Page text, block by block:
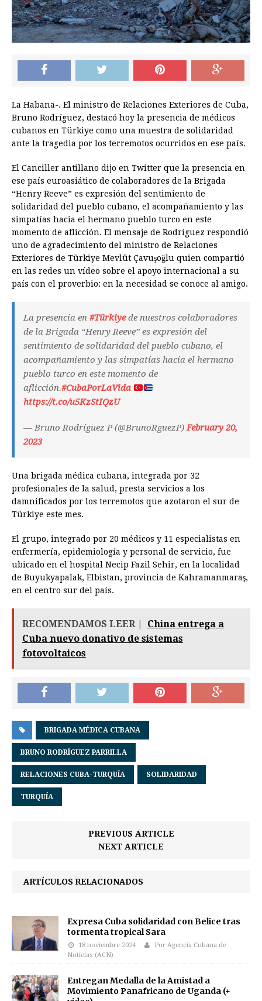
La Habana-. El ministro de Relaciones Exteriores de Cuba,
Bruno Rodríguez, destacó hoy la presencia de médicos
cubanos en Türkiye como una muestra de solidaridad
ante la tragedia por los terremotos ocurridos en ese país.
El Canciller antillano dijo en Twitter que la presencia en
ese país euroasiático de colaboradores de la Brigada
“Henry Reeve” es expresión del sentimiento de
solidaridad del pueblo cubano, el acompañamiento y las
simpatías hacia el hermano pueblo turco en este
momento de aflicción. El mensaje de Rodríguez respondió
uno de agradecimiento del ministro de Relaciones
Exteriores de Türkiye Mevlüt Çavuşoğlu quien compartió
en las redes un vídeo sobre el apoyo internacional a su
país con el proverbio: en la necesidad se conoce al amigo.
La presencia en #Türkiyede nuestros colaboradores
de la Brigada “Henry Reeve” es expresión del
sentimiento de solidaridad del pueblo cubano, el
acompañamiento y las simpatías hacia el hermano
pueblo turco en este momento de
aflicción.#CubaPorLaVida
https://t.co/u5KzStIQzU
— Bruno Rodríguez P (@BrunoRguezP)February 20,
2023
Una brigada médica cubana, integrada por 32
profesionales de la salud, presta servicios a los
damnificados por los terremotos que azotaron el sur de
Türkiye este mes.
El grupo, integrado por 20 médicos y 11 especialistas en
enfermería, epidemiología y personal de servicio, fue
ubicado en el hospital Necip Fazil Sehir, en la localidad
de Buyukyapalak, Elbistan, provincia de Kahramanmaraş,
en el centro sur del país.
RECOMENDAMOS LEER |
China entrega a
Cuba nuevo donativo de sistemas
fotovoltaicos
BRIGADA MÉDICA CUBANA
BRUNO RODRÍGUEZ PARRILLA
RELACIONES CUBA-TURQUÍA SOLIDARIDAD
TURQUÍA
PREVIOUS ARTICLE
NEXT ARTICLE
ARTÍCULOS RELACIONADOS
Expresa Cuba solidaridad con Belice tras
tormenta tropical Sara
18 noviembre 2024
Por Agencia Cubana de
Noticias (ACN)
Entregan Medalla de la Amistad a
Movimiento Panafricano de Uganda (+